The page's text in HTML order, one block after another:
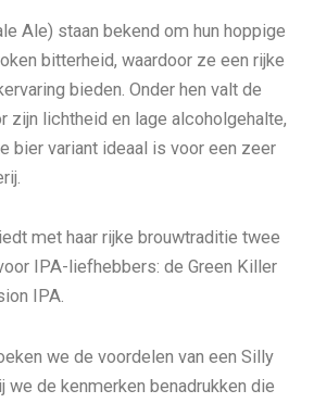
Ale) staan ​​bekend om hun hoppige
bitterheid, waardoor ze een rijke
bieden. Onder hen valt de
zijn lichtheid en lage alcoholgehalte,
bier variant ideaal is voor een zeer
met haar rijke brouwtraditie twee
IPA-liefhebbers: de Green Killer
IPA.
we de voordelen van een Silly
we de kenmerken benadrukken die